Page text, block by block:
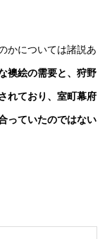
かについては諸説あ
襖絵の需要と、狩野
れており、室町幕府
っていたのではない